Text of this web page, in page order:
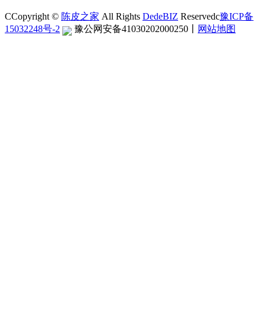
CCopyright © 陈皮之家 All Rights DedeBIZ Reservedc豫ICP备
15032248号-2
豫公网安备41030202000250 网站地图